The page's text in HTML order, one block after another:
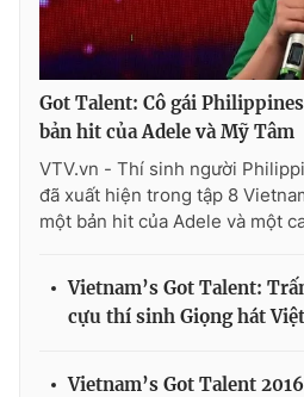
Got Talent: Cô gái
bản hit của Adele và Mỹ Tâm
VTV.vn - Thí sinh người
đã xuất hiện trong tập 8
một bản hit của Adele và một
Vietnam’s Got Talent:
cựu thí sinh Giọng hát
Vietnam’s Got Talent